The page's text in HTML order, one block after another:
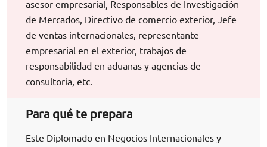
asesor empresarial, Responsables de Investigación
de Mercados, Directivo de comercio exterior, Jefe
de ventas internacionales, representante
empresarial en el exterior, trabajos de
responsabilidad en aduanas y agencias de
consultoría, etc.
Para qué te prepara
Este Diplomado en Negocios Internacionales y